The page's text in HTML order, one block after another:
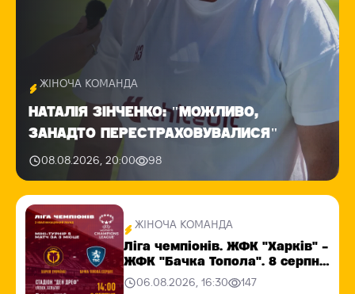
ЖІНОЧА КОМАНДА
НАТАЛІЯ ЗІНЧЕНКО: "МОЖЛИВО,
ЗАНАДТО ПЕРЕСТРАХОВУВАЛИСЯ"
08.08.2026, 20:00 98
ЖІНОЧА КОМАНДА
Ліга чемпіонів. ЖФК "Харків" -
ЖФК "Бачка Топола". 8 серпня
14:00
06.08.2026, 16:30 147